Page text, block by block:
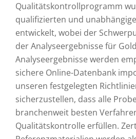
Qualitätskontrollprogramm
qualifizierten und
entwickelt, wobei der
der Analyseergebnisse für
Analyseergebnisse werden
sichere Online-Datenbank
unseren festgelegten
sicherzustellen, dass alle
branchenweit besten
Qualitätskontrolle erfüllen.